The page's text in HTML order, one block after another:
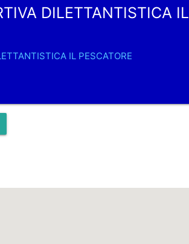
DILETTANTISTICA IL
IL PESCATORE